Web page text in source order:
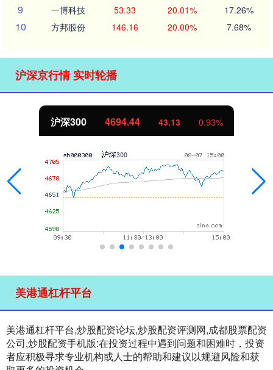
9 一博科技 53.33 20.01% 17.26%
10 方邦股份 146.16 20.00% 7.68%
沪深京行情 实时轮播
沪深300 4694.44 43.13 0.93%
美港通杠杆平台
美港通杠杆平台,炒股配资论坛,炒股配资评测网,成都股票配资
公司,炒股配资手机版:在投资过程中遇到问题和困难时，投资
者应积极寻求专业机构或人士的帮助和建议以规避风险和获